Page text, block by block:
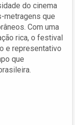
do cinema
metragens que
Com uma
rica, o festival
e representativo
que